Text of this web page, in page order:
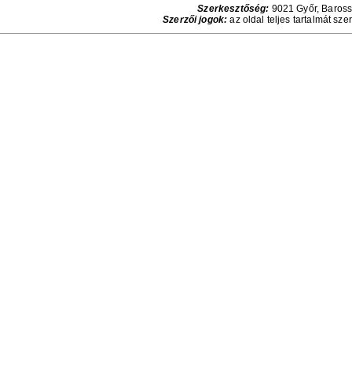
Szerkesztőség: 9021 Győr,
Szerzői jogok: az oldal teljes tartalmát